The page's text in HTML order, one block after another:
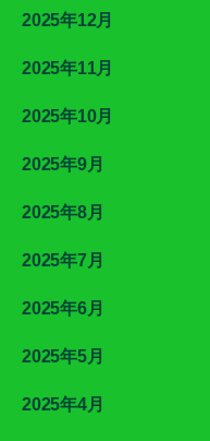
2025年12月
2025年11月
2025年10月
2025年9月
2025年8月
2025年7月
2025年6月
2025年5月
2025年4月